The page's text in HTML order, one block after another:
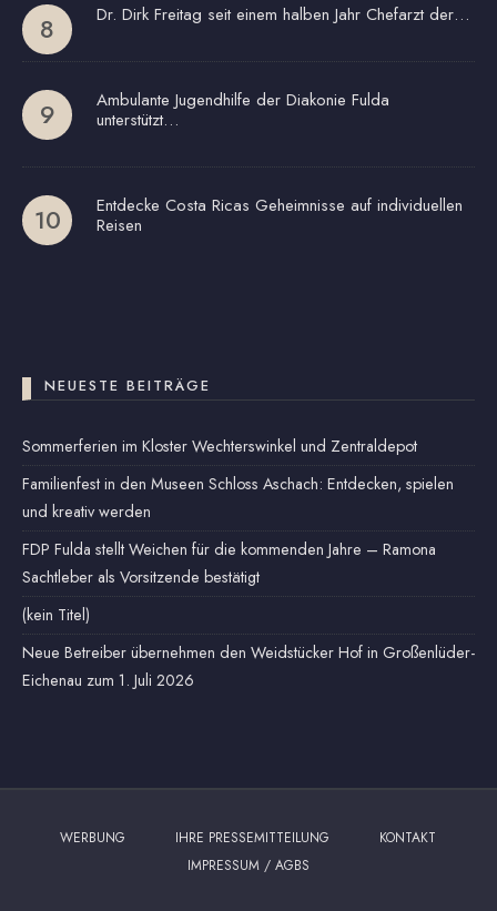
Dr. Dirk Freitag seit einem halben Jahr Chefarzt der…
Ambulante Jugendhilfe der Diakonie Fulda
unterstützt…
Entdecke Costa Ricas Geheimnisse auf individuellen
Reisen
NEUESTE BEITRÄGE
Sommerferien im Kloster Wechterswinkel und Zentraldepot
Familienfest in den Museen Schloss Aschach: Entdecken, spielen
und kreativ werden
FDP Fulda stellt Weichen für die kommenden Jahre – Ramona
Sachtleber als Vorsitzende bestätigt
(kein Titel)
Neue Betreiber übernehmen den Weidstücker Hof in Großenlüder-
Eichenau zum 1. Juli 2026
WERBUNG IHRE PRESSEMITTEILUNG
KONTAKT
IMPRESSUM / AGBS